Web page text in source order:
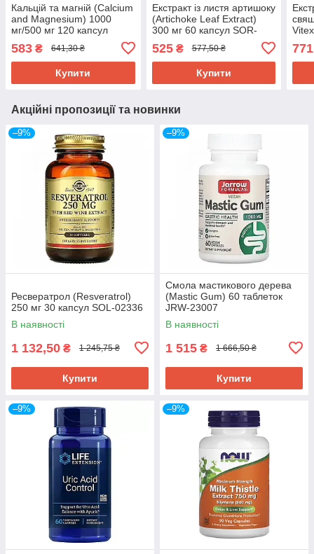
Кальцій та магній (Calcium
and Magnesium) 1000
мг/500 мг 120 капсул
583 ₴ 641,30 ₴
Купити
Екстракт із листя артишоку
(Artichoke Leaf Extract)
300 мг 60 капсул SOR-
525₴ 577,50 ₴
Купити
771
Акційні пропозиції та новинки
–9%
Ресвератрол (Resveratrol)
250 мг 30 капсул SOL-02336
В наявності
1 132,50 ₴ 1 245,75 ₴
Купити
–9%
Смола мастикового дерева
(Mastic Gum) 60 таблеток
JRW-23007
В наявності
1 515 ₴ 1 666,50 ₴
Купити
–9% –9%